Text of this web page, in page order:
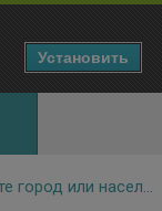
Установить